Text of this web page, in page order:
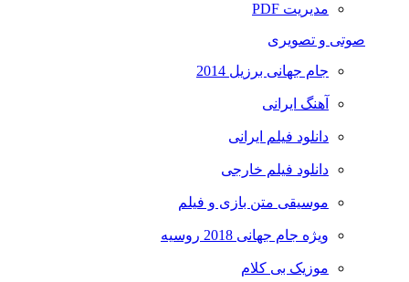
مدیریت PDF
صوتی و تصویری
جام جهانی برزیل 2014
آهنگ ایرانی
دانلود فیلم ایرانی
دانلود فیلم خارجی
موسیقی متن بازی و فیلم
ویژه جام جهانی 2018 روسیه
موزیک بی کلام